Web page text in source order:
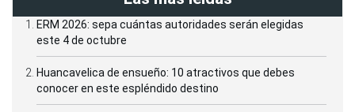
ERM 2026: sepa cuántas autoridades serán elegidas
este 4 de octubre
Huancavelica de ensueño: 10 atractivos que debes
conocer en este espléndido destino